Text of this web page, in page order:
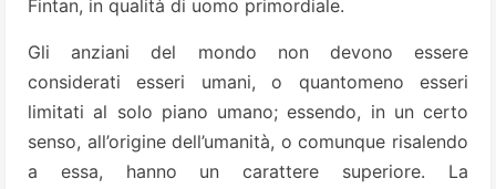
Fintan, in qualità di uomo primordiale.
Gli anziani del mondo non devono essere
considerati esseri umani, o quantomeno esseri
limitati al solo piano umano; essendo, in un certo
senso, all’origine dell’umanità, o comunque risalendo
a essa, hanno un carattere superiore. La